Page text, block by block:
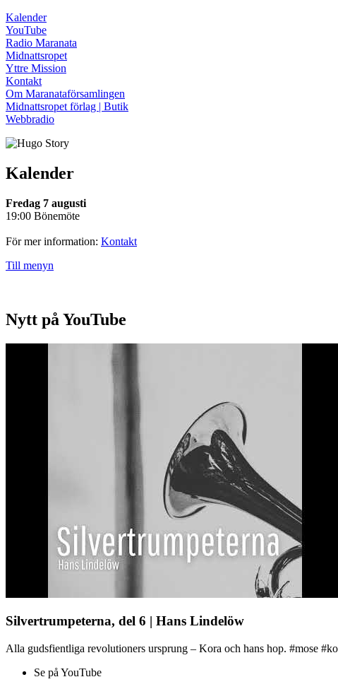
Kalender
YouTube
Radio Maranata
Midnattsropet
Yttre Mission
Kontakt
Om Maranataförsamlingen
Midnattsropet förlag | Butik
Webbradio
Kalender
Fredag 7 augusti
19:00 Bönemöte
För mer information: Kontakt
Till menyn
Nytt på YouTube
Silvertrumpeterna, del 6 | Hans Lindelöw
Alla gudsfientliga revolutioners ursprung – Kora och hans hop. #mose
Se på YouTube